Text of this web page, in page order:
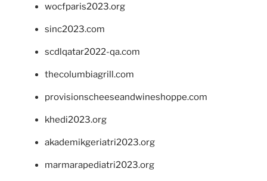
wocfparis2023.org
sinc2023.com
scdlqatar2022-qa.com
thecolumbiagrill.com
provisionscheeseandwineshoppe.com
khedi2023.org
akademikgeriatri2023.org
marmarapediatri2023.org